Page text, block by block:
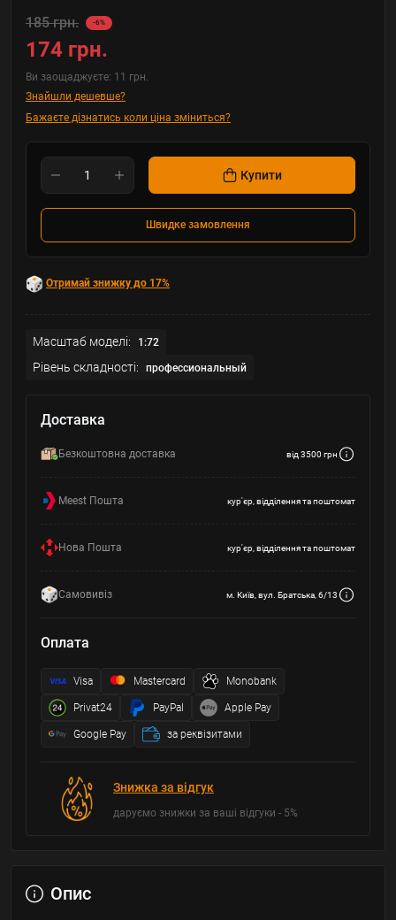
185 грн. -6%
174 грн.
Ви заощаджуєте: 11 грн.
Знайшли дешевше?
Бажаєте дізнатись коли ціна зміниться?
Купити
Швидке замовлення
Отримай знижку до 17%
Масштаб моделі: 1:72
Рівень складності: профессиональный
Доставка
Безкоштовна доставка від 3500 грн
Meest Пошта кур'єр, відділення та поштомат
Нова Пошта кур'єр, відділення та поштомат
Самовивіз м. Київ, вул. Братська, 6/13
Оплата
Visa Mastercard Monobank
Privat24 PayPal Apple Pay
Google Pay за реквізитами
Знижка за відгук
даруємо знижки за ваші відгуки - 5%
Опис